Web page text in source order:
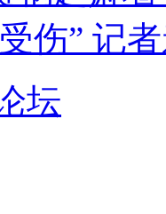
伤” 记
坛